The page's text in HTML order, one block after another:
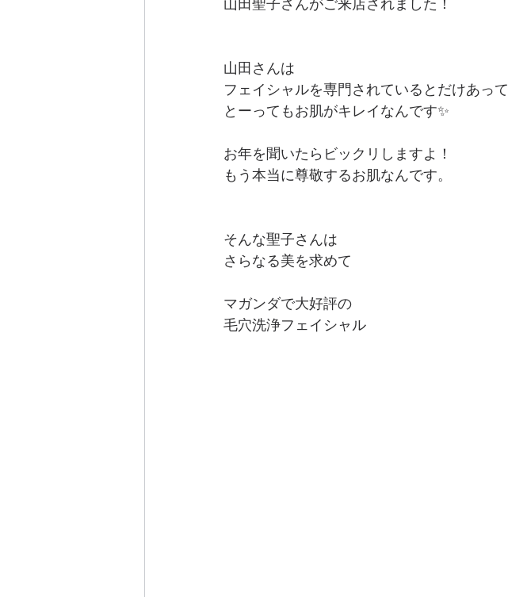
山田聖子さんがご来店されました！
山田さんは
フェイシャルを専門されているとだけあって
とーってもお肌がキレイなんです✨
お年を聞いたらビックリしますよ！
もう本当に尊敬するお肌なんです。
そんな聖子さんは
さらなる美を求めて
マガンダで大好評の
毛穴洗浄フェイシャル